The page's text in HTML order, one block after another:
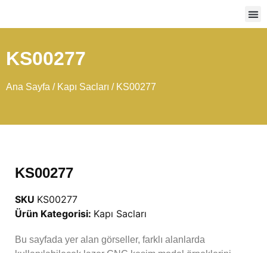
KS00277
Ana Sayfa / Kapı Sacları / KS00277
KS00277
SKU KS00277
Ürün Kategorisi: Kapı Sacları
Bu sayfada yer alan görseller, farklı alanlarda